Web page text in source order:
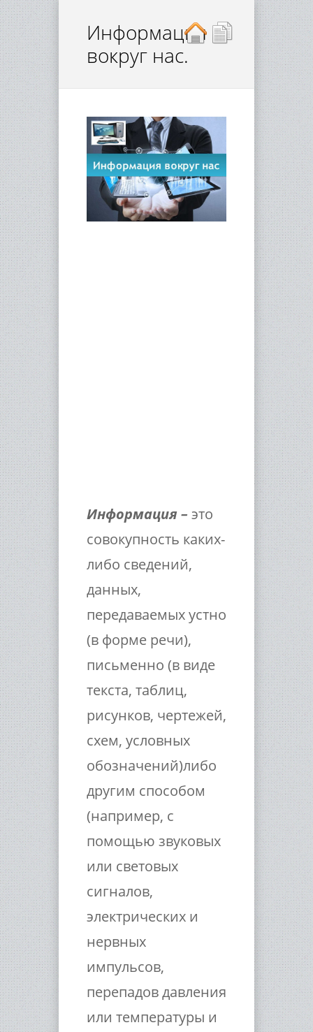
Информация
вокруг нас.
Информация – это
совокупность каких-
либо сведений,
данных,
передаваемых устно
(в форме речи),
письменно (в виде
текста, таблиц,
рисунков, чертежей,
схем, условных
обозначений)либо
другим способом
(например, с
помощью звуковых
или световых
сигналов,
электрических и
нервных
импульсов,
перепадов давления
или температуры и